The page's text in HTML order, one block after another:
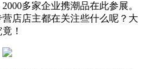
多家企业携潮品在此参展。
店店主都在关注些什么呢？大
！